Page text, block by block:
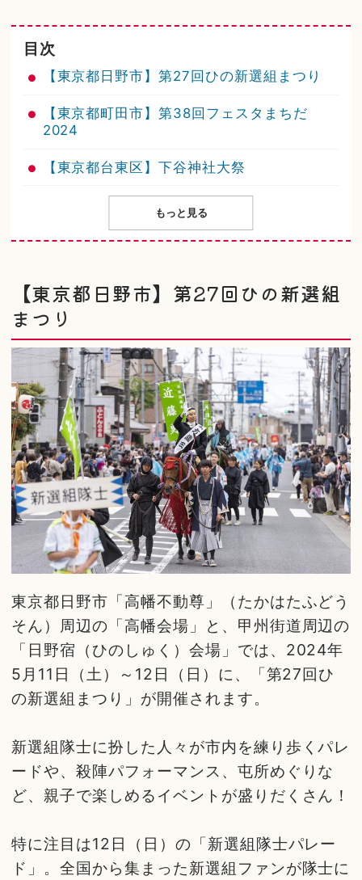
目次
【東京都日野市】第27回ひの新選組まつり
【東京都町田市】第38回フェスタまちだ
2024
【東京都台東区】下谷神社大祭
もっと見る
【東京都日野市】第27回ひの新選組
まつり
東京都日野市「高幡不動尊」（たかはたふどう
そん）周辺の「高幡会場」と、甲州街道周辺の
「日野宿（ひのしゅく）会場」では、2024年
5月11日（土）～12日（日）に、「第27回ひ
の新選組まつり」が開催されます。
新選組隊士に扮した人々が市内を練り歩くパレ
ードや、殺陣パフォーマンス、屯所めぐりな
ど、親子で楽しめるイベントが盛りだくさん！
特に注目は12日（日）の「新選組隊士パレー
ド」。全国から集まった新選組ファンが隊士に